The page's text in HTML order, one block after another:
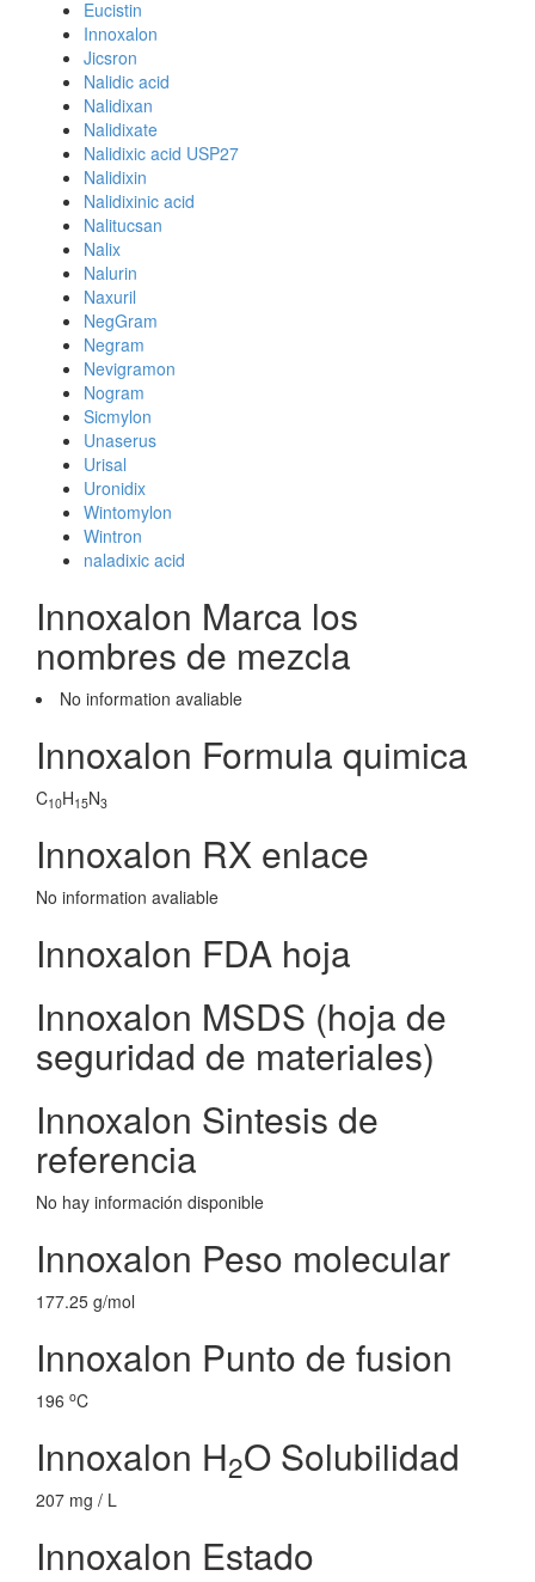
Eucistin
Innoxalon
Jicsron
Nalidic acid
Nalidixan
Nalidixate
Nalidixic acid USP27
Nalidixin
Nalidixinic acid
Nalitucsan
Nalix
Nalurin
Naxuril
NegGram
Negram
Nevigramon
Nogram
Sicmylon
Unaserus
Urisal
Uronidix
Wintomylon
Wintron
naladixic acid
Innoxalon Marca los
nombres de mezcla
No information avaliable
Innoxalon Formula quimica
C10H15N3
Innoxalon RX enlace
No information avaliable
Innoxalon FDA hoja
Innoxalon MSDS (hoja de
seguridad de materiales)
Innoxalon Sintesis de
referencia
No hay información disponible
Innoxalon Peso molecular
177.25 g/mol
Innoxalon Punto de fusion
196 oC
Innoxalon H2O Solubilidad
207 mg / L
Innoxalon Estado